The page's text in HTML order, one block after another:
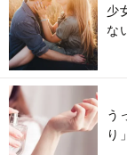
少
な
う
り